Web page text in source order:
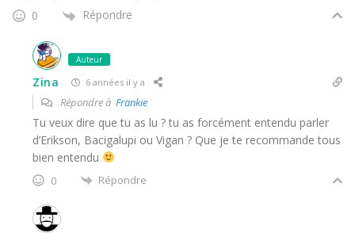
0 Répondre
Auteur
Zina 6 années il y a
Répondre à Frankie
Tu veux dire que tu as lu ? tu as forcément entendu parler
d’Erikson, Bacigalupi ou Vigan ? Que je te recommande tous
bien entendu
0 Répondre